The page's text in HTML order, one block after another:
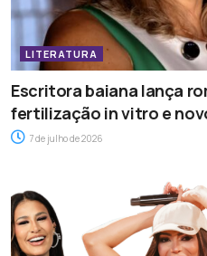
LITERATURA
Escritora baiana lança
fertilização in vitro e
7 de julho de 2026